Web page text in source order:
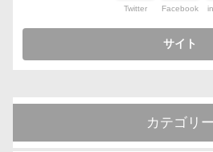
Twitter Facebook
カテゴリー